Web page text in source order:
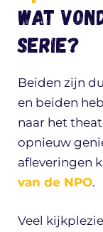
Wat
serie?
Beiden zijn
en beiden
naar het
opnieuw
afleveringen
van de NPO.
Veel